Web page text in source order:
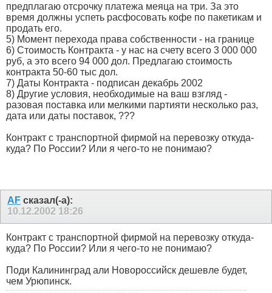
предплагаю отсрочку платежа меяца на три. За это
время должны успеть расфосовать кофе по пакетикам и
продать его.
5) Момент перехода права собственности - на границе
6) Стоимость Контракта - у нас на счету всего 3 000 000
руб, а это всего 94 000 дол. Предлагаю стоимость
контракта 50-60 тыс дол.
7) Даты Контракта - подписан декабрь 2002
8) Другие условия, необходимые на ваш взгляд -
разовая поставка или мелкими партияти несколько раз,
дата или даты поставок, ???
Контракт с транспортной фирмой на перевозку откуда-
куда? По России? Или я чего-то не понимаю?
AF сказал(-а):
10.12.2002 18:26
Контракт с транспортной фирмой на перевозку откуда-
куда? По России? Или я чего-то не понимаю?
Поди Калининград али Новороссийск дешевле будет,
чем Урюпинск.